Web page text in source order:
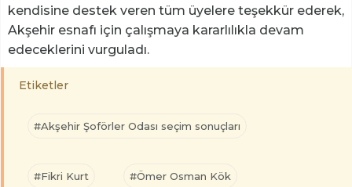
kendisine destek veren tüm üyelere teşekkür ederek,
Akşehir esnafı için çalışmaya kararlılıkla devam
edeceklerini vurguladı.
Etiketler
#Akşehir Şoförler Odası seçim sonuçları
#Fikri Kurt #Ömer Osman Kök